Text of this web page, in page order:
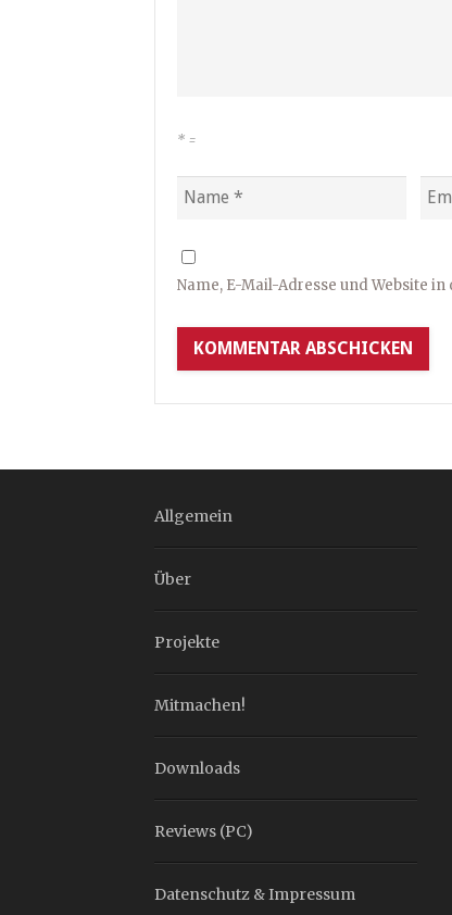
* =
Name, E-Mail-Adresse und Website
Allgemein
Über
Projekte
Mitmachen!
Downloads
Reviews (PC)
Datenschutz & Impressum